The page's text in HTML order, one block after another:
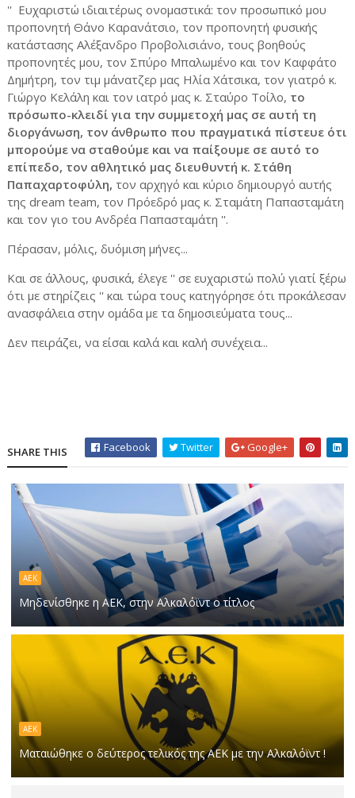
'' Ευχαριστώ ιδιαιτέρως ονομαστικά: τον προσωπικό μου
προπονητή Θάνο Καρανάτσιο, τον προπονητή φυσικής
κατάστασης Αλέξανδρο Προβολισιάνο, τους βοηθούς
προπονητές μου, τον Σπύρο Μπαλωμένο και τον Καφφάτο
Δημήτρη, τον τιμ μάνατζερ μας Ηλία Χάτσικα, τον γιατρό κ.
Γιώργο Κελάλη και τον ιατρό μας κ. Σταύρο Τοίλο, το
πρόσωπο-κλειδί για την συμμετοχή μας σε αυτή τη
διοργάνωση, τον άνθρωπο που πραγματικά πίστευε ότι
μπορούμε να σταθούμε και να παίξουμε σε αυτό το
επίπεδο, τον αθλητικό μας διευθυντή κ. Στάθη
Παπαχαρτοφύλη, τον αρχηγό και κύριο δημιουργό αυτής
της dream team, τον Πρόεδρό μας κ. Σταμάτη Παπασταμάτη
και τον γιο του Ανδρέα Παπασταμάτη ''.
Πέρασαν, μόλις, δυόμιση μήνες...
Και σε άλλους, φυσικά, έλεγε '' σε ευχαριστώ πολύ γιατί ξέρω
ότι με στηρίζεις '' και τώρα τους κατηγόρησε ότι προκάλεσαν
ανασφάλεια στην ομάδα με τα δημοσιεύματα τους...
Δεν πειράζει, να είσαι καλά και καλή συνέχεια...
SHARE THIS Facebook Twitter Google+
ΑΕΚ
Μηδενίσθηκε η ΑΕΚ, στην Αλκαλόϊντ ο τίτλος
ΑΕΚ
Ματαιώθηκε ο δεύτερος τελικός της ΑΕΚ με την Αλκαλόϊντ !